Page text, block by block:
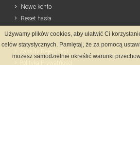
Nowe konto
Reset hasła
Informacje
Używamy plików cookies, aby ułatwić Ci
celów statystycznych. Pamiętaj, że za pomocą
możesz samodzielnie określić warunki